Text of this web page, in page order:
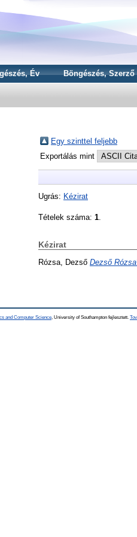
Év Böngészés, Szerző
Egy szinttel feljebb
Exportálás mint
Ugrás: Kézirat
Tételek száma: 1
Kézirat
Rózsa, Dezső Dezső
and Computer Science , University of Southampton fejlesztett.